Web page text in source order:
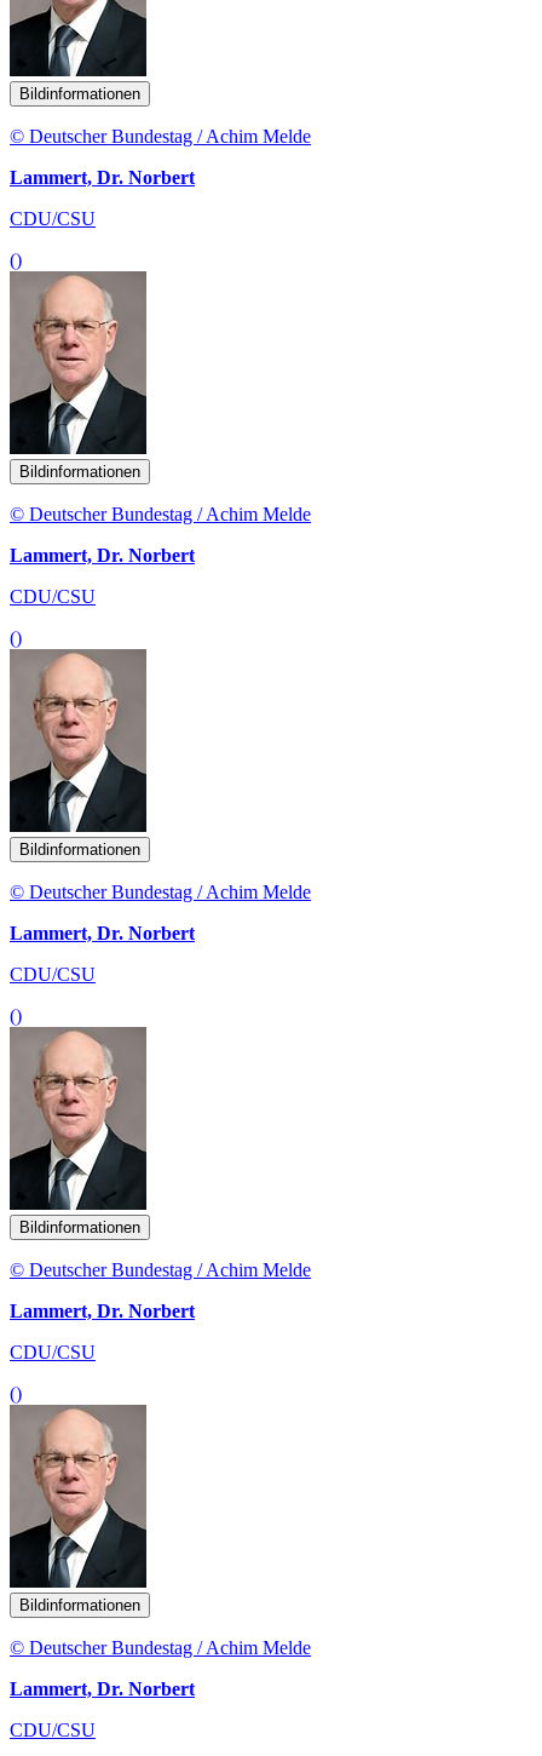
Bildinformationen
© Deutscher Bundestag / Achim Melde
Lammert, Dr. Norbert
CDU/CSU
()
Bildinformationen
© Deutscher Bundestag / Achim Melde
Lammert, Dr. Norbert
CDU/CSU
()
Bildinformationen
© Deutscher Bundestag / Achim Melde
Lammert, Dr. Norbert
CDU/CSU
()
Bildinformationen
© Deutscher Bundestag / Achim Melde
Lammert, Dr. Norbert
CDU/CSU
()
Bildinformationen
© Deutscher Bundestag / Achim Melde
Lammert, Dr. Norbert
CDU/CSU